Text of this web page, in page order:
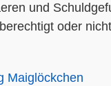
und
oder
Maiglöckchen